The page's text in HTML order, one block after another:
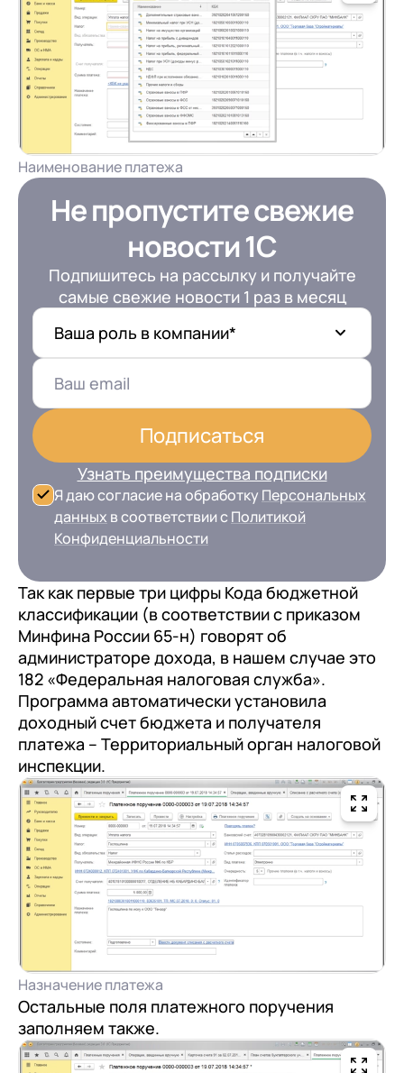
Наименование платежа
Не пропустите свежие
новости 1С
Подпишитесь на рассылку и получайте
самые свежие новости 1 раз в месяц
Ваша роль в компании*
Подписаться
Узнать преимущества подписки
Я даю согласие на обработку Персональных
данных в соответствии сПолитикой
Конфиденциальности
Так как первые три цифры Кода бюджетной
классификации (в соответствии с приказом
Минфина России 65-н) говорят об
администраторе дохода, в нашем случае это
182 «Федеральная налоговая служба».
Программа автоматически установила
доходный счет бюджета и получателя
платежа – Территориальный орган налоговой
инспекции.
Назначение платежа
Остальные поля платежного поручения
заполняем также.